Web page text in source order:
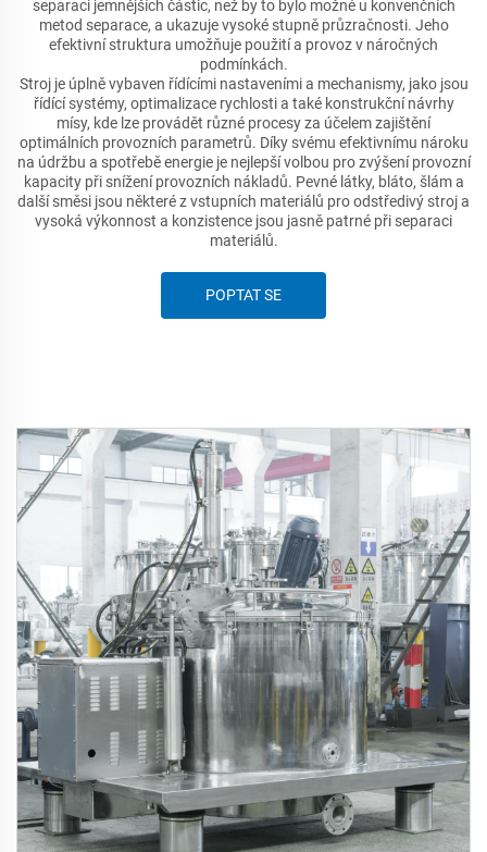
separaci jemnějších částic, než by to bylo možné u konvenčních
metod separace, a ukazuje vysoké stupně průzračnosti. Jeho
efektivní struktura umožňuje použití a provoz v náročných
podmínkách.
Stroj je úplně vybaven řídícími nastaveními a mechanismy, jako jsou
řídící systémy, optimalizace rychlosti a také konstrukční návrhy
mísy, kde lze provádět různé procesy za účelem zajištění
optimálních provozních parametrů. Díky svému efektivnímu nároku
na údržbu a spotřebě energie je nejlepší volbou pro zvýšení provozní
kapacity při snížení provozních nákladů. Pevné látky, bláto, šlám a
další směsi jsou některé z vstupních materiálů pro odstředivý stroj a
vysoká výkonnost a konzistence jsou jasně patrné při separaci
materiálů.
POPTAT SE